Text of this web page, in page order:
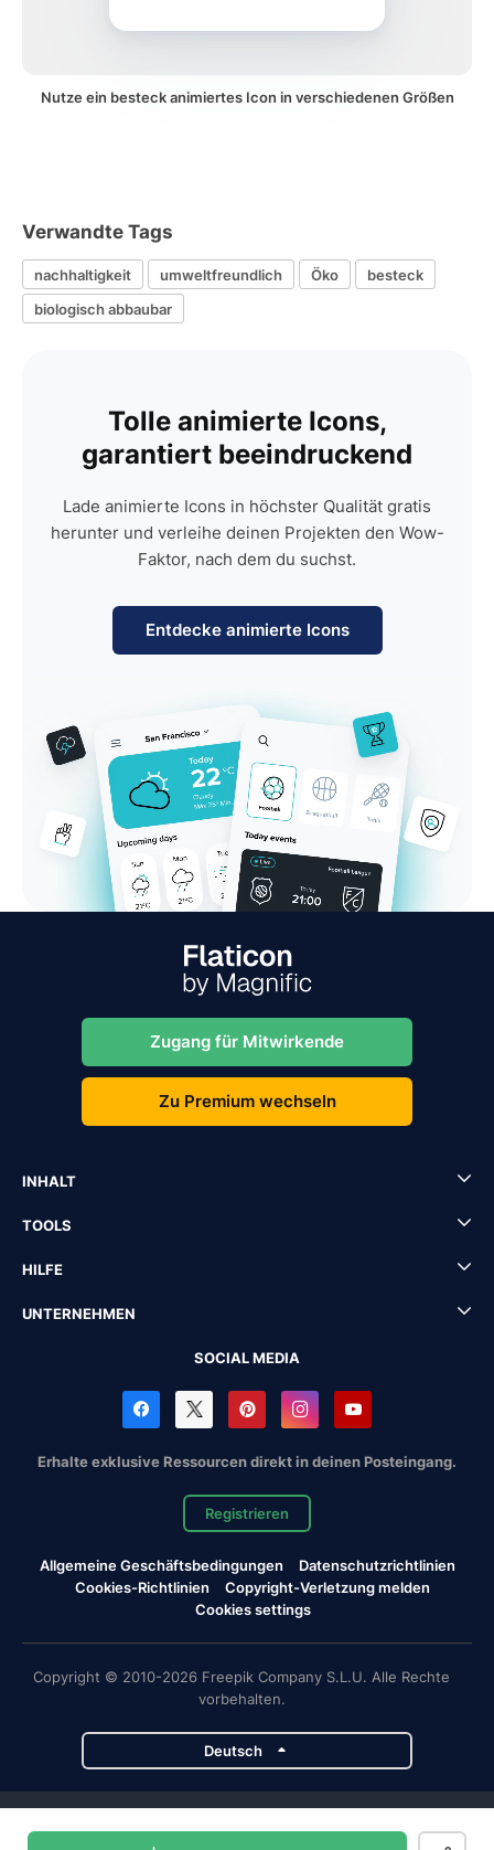
Nutze ein besteck animiertes Icon in verschiedenen Größen
Verwandte Tags
nachhaltigkeit umweltfreundlich Öko
besteck
biologisch abbaubar
Tolle animierte Icons,
garantiert beeindruckend
Lade animierte Icons in höchster Qualität gratis
herunter und verleihe deinen Projekten den Wow-
Faktor, nach dem du suchst.
Entdecke animierte Icons
Zugang für Mitwirkende
Zu Premium wechseln
INHALT
TOOLS
HILFE
UNTERNEHMEN
SOCIAL MEDIA
Erhalte exklusive Ressourcen direkt in deinen Posteingang.
Registrieren
Allgemeine Geschäftsbedingungen
Datenschutzrichtlinien
Cookies-Richtlinien
Copyright-Verletzung melden
Cookies settings
Copyright © 2010-2026 Freepik Company S.L.U. Alle Rechte
vorbehalten.
Deutsch